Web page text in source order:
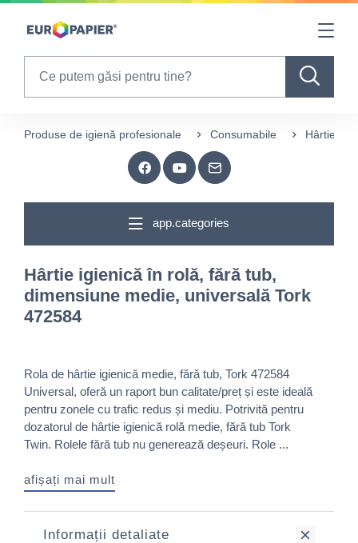
Table Of Content
Produse de igienă profesionale Consumabile Hârtie
app.categories
Hârtie igienică în rolă, fără tub,
dimensiune medie, universală Tork
472584
Rola de hârtie igienică medie, fără tub, Tork 472584
Universal, oferă un raport bun calitate/preț și este ideală
pentru zonele cu trafic redus și mediu. Potrivită pentru
dozatorul de hârtie igienică rolă medie, fără tub Tork
Twin. Rolele fără tub nu generează deșeuri. Role ...
afișați mai mult
Informații detaliate